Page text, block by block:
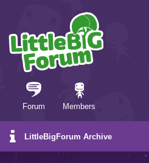
Forum Members
LittleBigForum Archive